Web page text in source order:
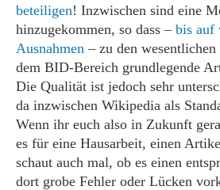
beteiligen! Inzwischen sind eine
hinzugekommen, so dass – bis auf
Ausnahmen – zu den
dem BID-Bereich grundlegende
Die Qualität ist jedoch sehr
da inzwischen Wikipedia als
Wenn ihr euch also in Zukunft
es für eine Hausarbeit, einen
schaut auch mal, ob es einen
dort grobe Fehler oder Lücken